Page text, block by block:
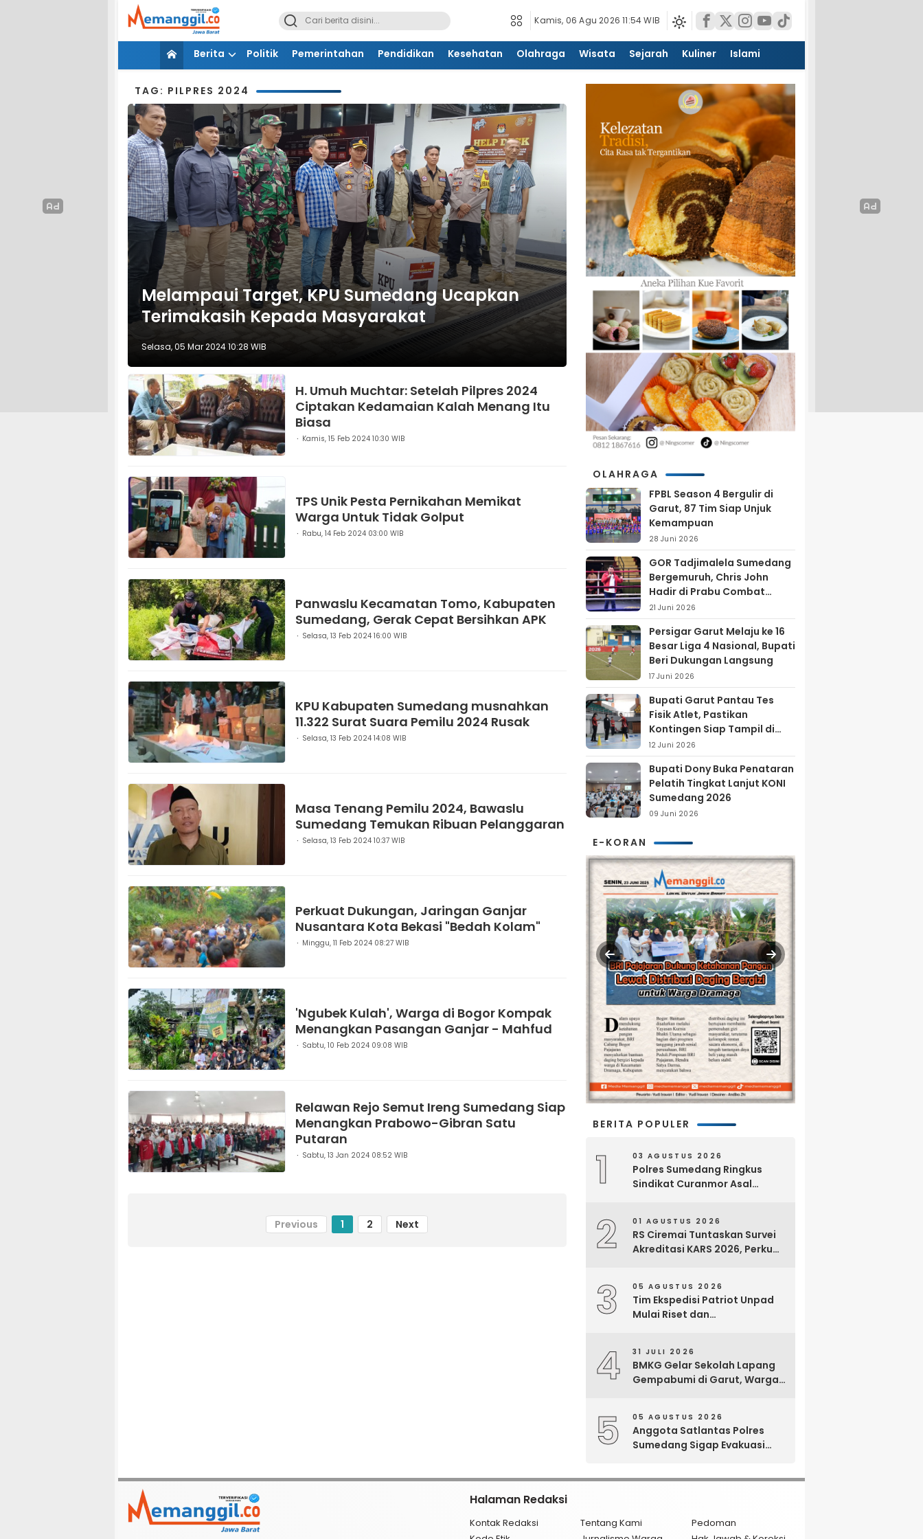
Kamis, 06 Agu 2026 11:54 WIB
Berita Politik Pemerintahan Pendidikan Kesehatan Olahraga Wisata Sejarah Kuliner Islami
TAG: PILPRES 2024
Melampaui Target, KPU Sumedang Ucapkan
Terimakasih Kepada Masyarakat
Selasa, 05 Mar 2024 10:28 WIB
H. Umuh Muchtar: Setelah Pilpres 2024
Ciptakan Kedamaian Kalah Menang Itu
Biasa
Kamis, 15 Feb 2024 10:30 WIB
TPS Unik Pesta Pernikahan Memikat
Warga Untuk Tidak Golput
Rabu, 14 Feb 2024 03:00 WIB
Panwaslu Kecamatan Tomo, Kabupaten
Sumedang, Gerak Cepat Bersihkan APK
Selasa, 13 Feb 2024 16:00 WIB
KPU Kabupaten Sumedang musnahkan
11.322 Surat Suara Pemilu 2024 Rusak
Selasa, 13 Feb 2024 14:08 WIB
Masa Tenang Pemilu 2024, Bawaslu
Sumedang Temukan Ribuan Pelanggaran
Selasa, 13 Feb 2024 10:37 WIB
Perkuat Dukungan, Jaringan Ganjar
Nusantara Kota Bekasi "Bedah Kolam"
Minggu, 11 Feb 2024 08:27 WIB
'Ngubek Kulah', Warga di Bogor Kompak
Menangkan Pasangan Ganjar - Mahfud
Sabtu, 10 Feb 2024 09:08 WIB
Relawan Rejo Semut Ireng Sumedang Siap
Menangkan Prabowo-Gibran Satu
Putaran
Sabtu, 13 Jan 2024 08:52 WIB
Previous 1 2 Next
OLAHRAGA
FPBL Season 4 Bergulir di
Garut, 87 Tim Siap Unjuk
Kemampuan
28 Juni 2026
GOR Tadjimalela Sumedang
Bergemuruh, Chris John
Hadir di Prabu Combat
Series 2026
21 Juni 2026
Persigar Garut Melaju ke 16
Besar Liga 4 Nasional, Bupati
Beri Dukungan Langsung
17 Juni 2026
Bupati Garut Pantau Tes
Fisik Atlet, Pastikan
Kontingen Siap Tampil di
Porprov 2026
12 Juni 2026
Bupati Dony Buka Penataran
Pelatih Tingkat Lanjut KONI
Sumedang 2026
09 Juni 2026
E-KORAN
BERITA POPULER
1 03 AGUSTUS 2026
Polres Sumedang Ringkus
Sindikat Curanmor Asal
2 01 AGUSTUS 2026
RS Ciremai Tuntaskan Survei
Akreditasi KARS 2026, Perkuat
3 05 AGUSTUS 2026
Tim Ekspedisi Patriot Unpad
Mulai Riset dan
Tomage, Fakfak
4 31 JULI 2026
BMKG Gelar Sekolah Lapang
Gempabumi di Garut, Warga
5 05 AGUSTUS 2026
Anggota Satlantas Polres
Sumedang Sigap Evakuasi
Halaman Redaksi
Kontak Redaksi Tentang Kami
Pedoman